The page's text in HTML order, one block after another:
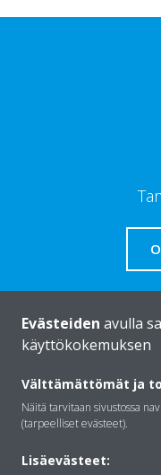
Daikinista
Ratkaisut
Evästeiden avulla
käyttökokemuksen
Välttämättömät ja
Näitä tarvitaan sivustossa
(tarpeelliset evästeet).
Lisäevästeet: